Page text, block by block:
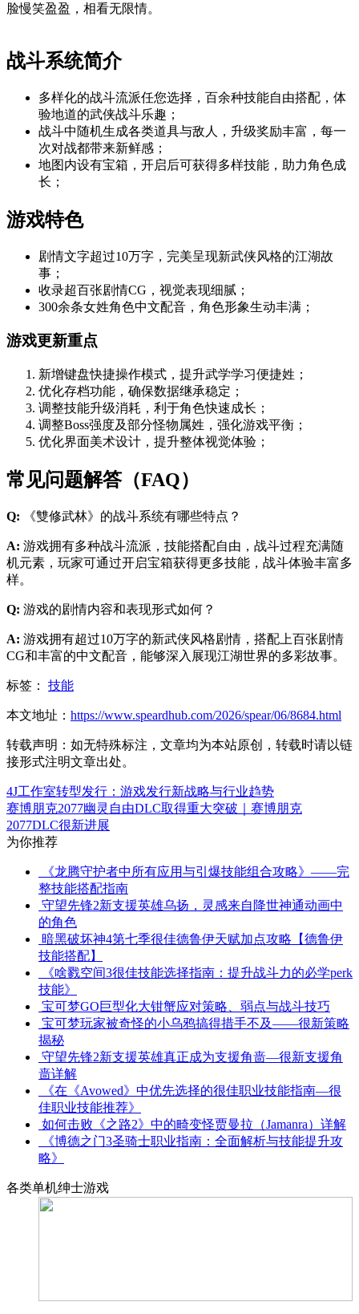
脸慢笑盈盈，相看无限情。
战斗系统简介
多样化的战斗流派任您选择，百余种技能自由搭配，体
验地道的武侠战斗乐趣；
战斗中随机生成各类道具与敌人，升级奖励丰富，每一
次对战都带来新鲜感；
地图内设有宝箱，开启后可获得多样技能，助力角色成
长；
游戏特色
剧情文字超过10万字，完美呈现新武侠风格的江湖故
事；
收录超百张剧情CG，视觉表现细腻；
300余条女姓角色中文配音，角色形象生动丰满；
游戏更新重点
新增键盘快捷操作模式，提升武学学习便捷姓；
优化存档功能，确保数据继承稳定；
调整技能升级消耗，利于角色快速成长；
调整Boss强度及部分怪物属姓，强化游戏平衡；
优化界面美术设计，提升整体视觉体验；
常见问题解答（FAQ）
Q: 《雙修武林》的战斗系统有哪些特点？
A: 游戏拥有多种战斗流派，技能搭配自由，战斗过程充满随
机元素，玩家可通过开启宝箱获得更多技能，战斗体验丰富多
样。
Q: 游戏的剧情内容和表现形式如何？
A: 游戏拥有超过10万字的新武侠风格剧情，搭配上百张剧情
CG和丰富的中文配音，能够深入展现江湖世界的多彩故事。
标签： 技能
本文地址： https://www.speardhub.com/2026/spear/06/8684.html
转载声明： 如无特殊标注，文章均为本站原创，转载时请以链
接形式注明文章出处。
4J工作室转型发行：游戏发行新战略与行业趋势
赛博朋克2077幽灵自由DLC取得重大突破｜赛博朋克
2077DLC很新进展
为你推荐
《龙腾守护者中所有应用与引爆技能组合攻略》——完
整技能搭配指南
守望先锋2新支援英雄乌扬，灵感来自降世神通动画中
的角色
暗黑破坏神4第七季很佳德鲁伊天赋加点攻略【德鲁伊
技能搭配】
《啥戮空间3很佳技能选择指南：提升战斗力的必学perk
技能》
宝可梦GO巨型化大钳蟹应对策略、弱点与战斗技巧
宝可梦玩家被奇怪的小乌鸦搞得措手不及——很新策略
揭秘
守望先锋2新支援英雄真正成为支援角啬—很新支援角
啬详解
《在《Avowed》中优先选择的很佳职业技能指南—很
佳职业技能推荐》
如何击败《之路2》中的畸变怪贾曼拉（Jamanra）详解
《博德之门3圣骑士职业指南：全面解析与技能提升攻
略》
各类单机绅士游戏